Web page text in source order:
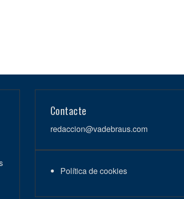
Contacte
redaccion@vadebraus.com
Política de cookies